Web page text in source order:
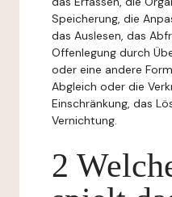
Speicherung, die
das Auslesen, das
Offenlegung durch
oder eine andere
Abgleich oder die
Einschränkung, das
Vernichtung.
2